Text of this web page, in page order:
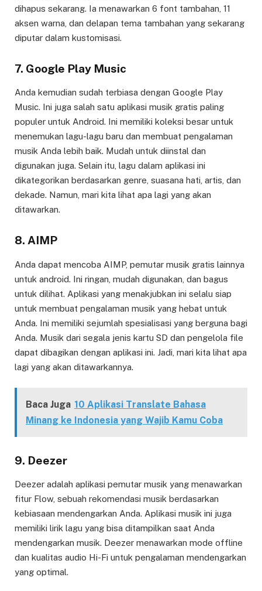
dihapus sekarang. Ia menawarkan 6 font tambahan, 11
aksen warna, dan delapan tema tambahan yang sekarang
diputar dalam kustomisasi.
7. Google Play Music
Anda kemudian sudah terbiasa dengan Google Play
Music. Ini juga salah satu aplikasi musik gratis paling
populer untuk Android. Ini memiliki koleksi besar untuk
menemukan lagu-lagu baru dan membuat pengalaman
musik Anda lebih baik. Mudah untuk diinstal dan
digunakan juga. Selain itu, lagu dalam aplikasi ini
dikategorikan berdasarkan genre, suasana hati, artis, dan
dekade. Namun, mari kita lihat apa lagi yang akan
ditawarkan.
8. AIMP
Anda dapat mencoba AIMP, pemutar musik gratis lainnya
untuk android. Ini ringan, mudah digunakan, dan bagus
untuk dilihat. Aplikasi yang menakjubkan ini selalu siap
untuk membuat pengalaman musik yang hebat untuk
Anda. Ini memiliki sejumlah spesialisasi yang berguna bagi
Anda. Musik dari segala jenis kartu SD dan pengelola file
dapat dibagikan dengan aplikasi ini. Jadi, mari kita lihat apa
lagi yang akan ditawarkannya.
Baca Juga 10 Aplikasi Translate Bahasa
Minang ke Indonesia yang Wajib Kamu Coba
9. Deezer
Deezer adalah aplikasi pemutar musik yang menawarkan
fitur Flow, sebuah rekomendasi musik berdasarkan
kebiasaan mendengarkan Anda. Aplikasi musik ini juga
memiliki lirik lagu yang bisa ditampilkan saat Anda
mendengarkan musik. Deezer menawarkan mode offline
dan kualitas audio Hi-Fi untuk pengalaman mendengarkan
yang optimal.